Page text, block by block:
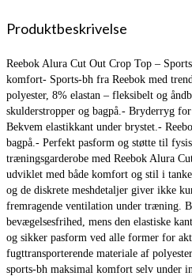
Produktbeskrivelse
Reebok Alura Cut Out Crop Top –
komfort- Sports-bh fra Reebok med
polyester, 8% elastan – fleksibelt og
skulderstropper og bagpå.- Bryderryg
Bekvem elastikkant under brystet.-
bagpå.- Perfekt pasform og støtte til
træningsgarderobe med Reebok Alura
udviklet med både komfort og stil i
og de diskrete meshdetaljer giver ikke
fremragende ventilation under træning.
bevægelsesfrihed, mens den elastiske
og sikker pasform ved alle former for
fugttransporterende materiale af
sports-bh maksimal komfort selv under